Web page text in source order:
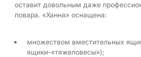
оставит довольным даже
повара. «Ханна» оснащена:
множеством вместительных
ящики-«тяжеловесы»);